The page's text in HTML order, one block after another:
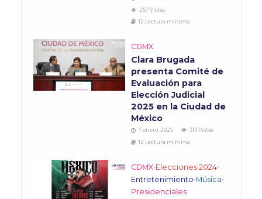
257 Vistas
12 Lectura mínima
CDMX
Clara Brugada
presenta Comité de
Evaluación para
Elección Judicial
2025 en la Ciudad de
México
7 enero, 2025
313 Vistas
12 Lectura mínima
CDMX•Elecciones 2024•
Entretenimiento•Música•
Presidenciales